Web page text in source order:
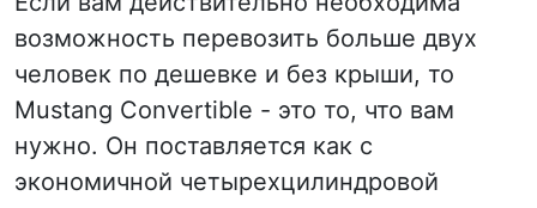
возможность перевозить больше двух
человек по дешевке и без крыши, то
Mustang Convertible - это то, что вам
нужно. Он поставляется как с
экономичной четырехцилиндровой